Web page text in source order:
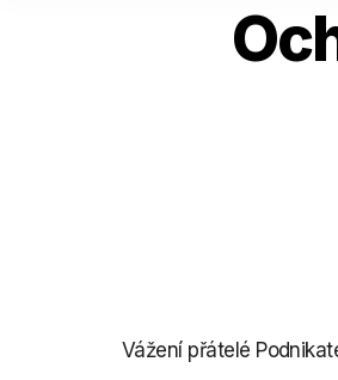
Vážení přátelé